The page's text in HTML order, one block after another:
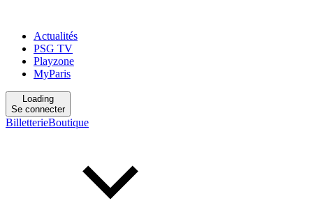
Actualités
PSG TV
Playzone
MyParis
Loading
Se connecter
BilletterieBoutique